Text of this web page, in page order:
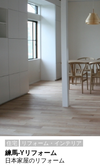
住宅 リフォーム・インテリア
練馬-Yリフォーム
日本家屋のリフォーム